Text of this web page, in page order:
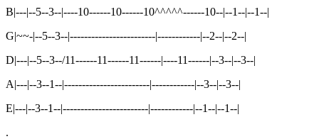
B|---|--5--3--|----10------10------10^^^^^------10--|--1--|--1--|
G|~~-|--5--3--|------------------------|------------|--2--|--2--|
D|---|--5--3--/11------11------11------|----11------|--3--|--3--|
A|---|--3--1--|------------------------|------------|--3--|--3--|
E|---|--3--1--|------------------------|------------|--1--|--1--|
.